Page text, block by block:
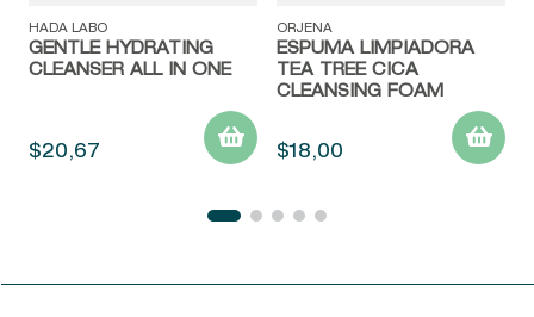
HADA LABO
GENTLE HYDRATING
CLEANSER ALL IN ONE
$20,67
ORJENA
ESPUMA LIMPIADORA
TEA TREE CICA
CLEANSING FOAM
$18,00